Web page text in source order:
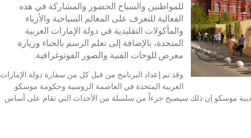
للمواطنين والسياح الحضور والمشاركة في هذه
الفعالية للتعرف على المعالم السياحية والأزياء
والمأكولات التقليدية في دولة الإمارات العربية
المتحدة، بالإضافة إلى تعلم الرسم بالحناء وزيارة
معرض للوحات الفنية والصور الفوتوغرافية.
وقد تم إعداد البرنامج من قبل كل من سفارة دولة الإمارات
العربية المتحدة في العاصمة الروسية وحكومة موسكو.
مدينة موسكو إن ذلك سيصبح جزءاً من سلسلة من الأحداث التي تقام على أساس